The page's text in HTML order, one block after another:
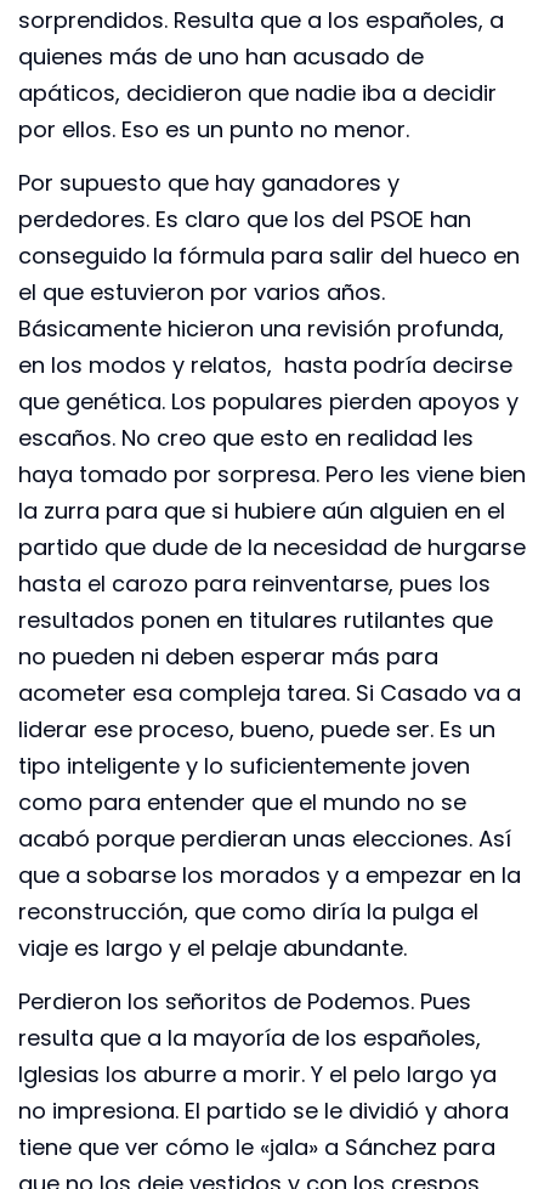
sorprendidos. Resulta que a los españoles, a
quienes más de uno han acusado de
apáticos, decidieron que nadie iba a decidir
por ellos. Eso es un punto no menor.
Por supuesto que hay ganadores y
perdedores. Es claro que los del PSOE han
conseguido la fórmula para salir del hueco en
el que estuvieron por varios años.
Básicamente hicieron una revisión profunda,
en los modos y relatos, hasta podría decirse
que genética. Los populares pierden apoyos y
escaños. No creo que esto en realidad les
haya tomado por sorpresa. Pero les viene bien
la zurra para que si hubiere aún alguien en el
partido que dude de la necesidad de hurgarse
hasta el carozo para reinventarse, pues los
resultados ponen en titulares rutilantes que
no pueden ni deben esperar más para
acometer esa compleja tarea. Si Casado va a
liderar ese proceso, bueno, puede ser. Es un
tipo inteligente y lo suficientemente joven
como para entender que el mundo no se
acabó porque perdieran unas elecciones. Así
que a sobarse los morados y a empezar en la
reconstrucción, que como diría la pulga el
viaje es largo y el pelaje abundante.
Perdieron los señoritos de Podemos. Pues
resulta que a la mayoría de los españoles,
Iglesias los aburre a morir. Y el pelo largo ya
no impresiona. El partido se le dividió y ahora
tiene que ver cómo le «jala» a Sánchez para